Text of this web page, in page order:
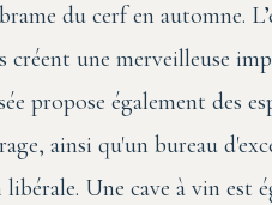
du cerf en automne.
une merveilleuse
propose également des
ainsi qu'un bureau
Une cave à vin est